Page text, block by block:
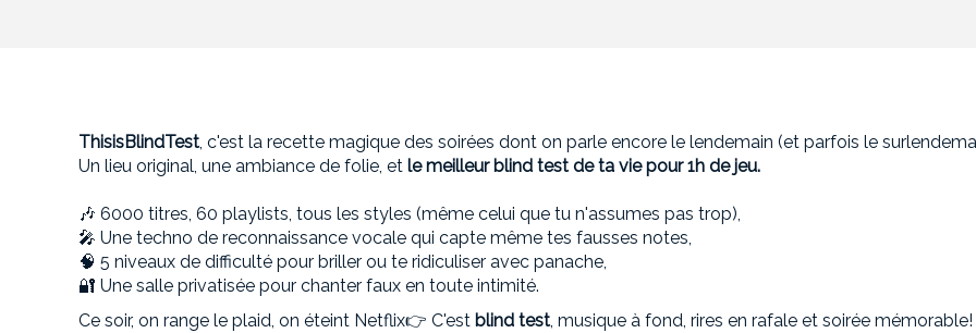
ThisisBlindTest, c'est la recette magique des soirées dont on parle encore le lendemain (et parfois le
Un lieu original, une ambiance de folie, et le meilleur blind test de ta vie pour 1h de jeu.
🎶 6000 titres, 60 playlists, tous les styles (même celui que tu n'assumes pas trop),
🎤 Une techno de reconnaissance vocale qui capte même tes fausses notes,
🧠 5 niveaux de difficulté pour briller ou te ridiculiser avec panache,
🔐 Une salle privatisée pour chanter faux en toute intimité.
Ce soir, on range le plaid, on éteint Netflix👉 C'est blind test, musique à fond, rires en rafale et soirée mémorable!